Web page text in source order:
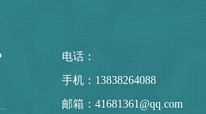
电话：
手机：13838264088
邮箱：41681361@qq.com